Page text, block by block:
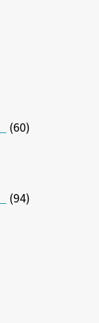
(60)
(94)